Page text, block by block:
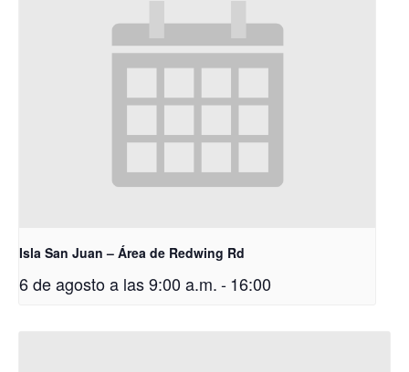
Isla San Juan – Área de Redwing Rd
6 de agosto a las 9:00 a.m.-16:00